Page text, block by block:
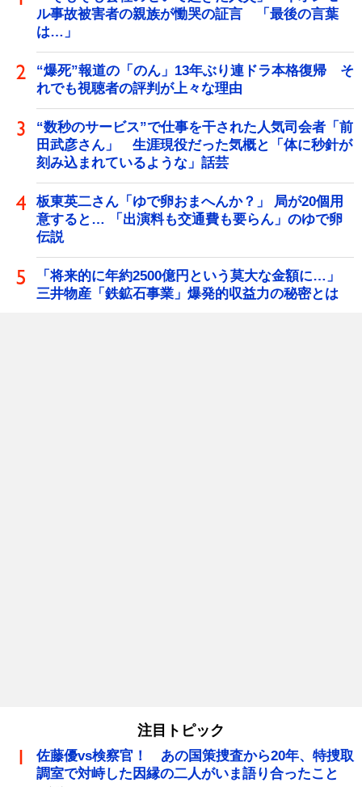
ル事故被害者の親族が慟哭の証言 「最後の言葉
は…」
“爆死”報道の「のん」13年ぶり連ドラ本格復帰 そ
れでも視聴者の評判が上々な理由
“数秒のサービス”で仕事を干された人気司会者「前
田武彦さん」 生涯現役だった気概と「体に秒針が
刻み込まれているような」話芸
板東英二さん「ゆで卵おまへんか？」 局が20個用
意すると… 「出演料も交通費も要らん」のゆで卵
伝説
「将来的に年約2500億円という莫大な金額に…」
三井物産「鉄鉱石事業」爆発的収益力の秘密とは
注目トピック
佐藤優vs検察官！ あの国策捜査から20年、特捜取
調室で対峙した因縁の二人がいま語り合ったこと